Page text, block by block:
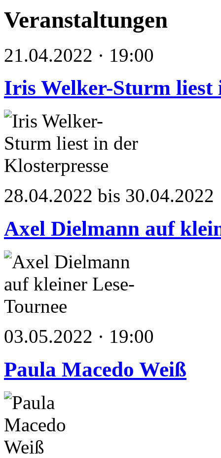
Veranstaltungen
21.04.2022 · 19:00
Iris Welker-Sturm liest
28.04.2022 bis 30.04.2022
Axel Dielmann auf
03.05.2022 · 19:00
Paula Macedo Weiß